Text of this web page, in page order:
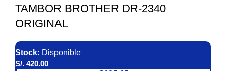
TAMBOR BROTHER DR-2340
ORIGINAL
Stock: Disponible
S/. 420.00